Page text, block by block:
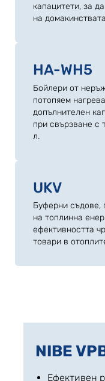
капацитети, за
на
HA-WH5
Бойлери от
потопяем
допълнителен
при свързване с
л.
UKV
Буферни съдове,
на топлинна
ефективността
товари в
NIBE
Ефективен